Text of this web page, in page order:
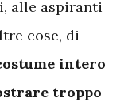
alle aspiranti
cose, di
intero
troppo